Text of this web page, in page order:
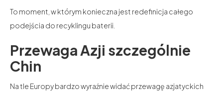
To moment, w którym konieczna jest redefinicja całego
podejścia do recyklingu baterii.
Przewaga Azji szczególnie
Chin
Na tle Europy bardzo wyraźnie widać przewagę azjatyckich